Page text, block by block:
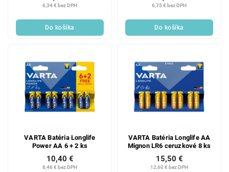
6,34 € bez DPH
Do košíka
6,75 € bez DPH
Do košíka
VARTA Batéria Longlife
Power AA 6 + 2 ks
8,46 € bez DPH
10,40 €
VARTA Batéria Longlife AA
Mignon LR6 ceruzkové 8 ks
12,60 € bez DPH
15,50 €